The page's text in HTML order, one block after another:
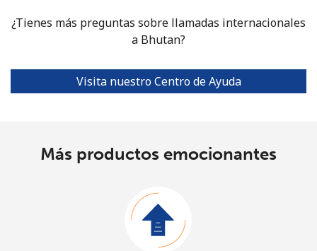
¿Tienes más preguntas sobre llamadas internacionales
a Bhutan?
Visita nuestro Centro de Ayuda
Más productos emocionantes